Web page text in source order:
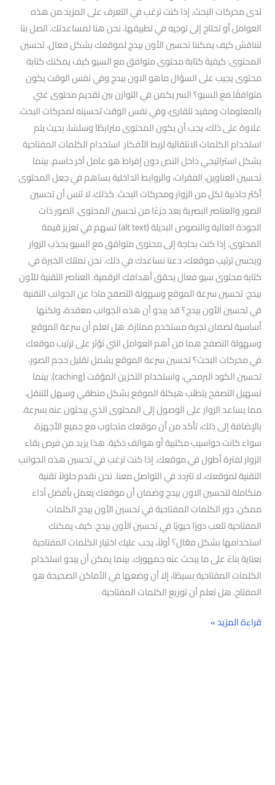
لدى محركات البحث. إذا كنت ترغب في التعرف على المزيد من هذه
العوامل أو تحتاج إلى توجيه في تطبيقها، نحن هنا لمساعدتك. اتصل بنا
لنناقش كيف يمكننا تحسين الأون بيدج لموقعك بشكل فعال. تحسين
المحتوى: كيفية كتابة محتوى متوافق مع السيو كيف يمكنك كتابة
محتوى يجيب على السؤال ماهو الاون بيدج وفي نفس الوقت يكون
متوافقًا مع السيو؟ السر يكمن في التوازن بين تقديم محتوى غني
بالمعلومات ومفيد للقارئ، وفي نفس الوقت تحسينه لمحركات البحث.
علاوة على ذلك، يجب أن يكون المحتوى مترابطًا وسلسًا، بحيث يتم
استخدام الكلمات الانتقالية لربط الأفكار. استخدام الكلمات المفتاحية
بشكل استراتيجي داخل النص دون إفراط هو عامل آخر حاسم. بينما
تحسين العناوين، الفقرات، والروابط الداخلية يساهم في جعل المحتوى
أكثر جاذبية لكل من الزوار ومحركات البحث. كذلك، لا تنس أن تحسين
الصور والعناصر البصرية يعد جزءًا من تحسين المحتوى. الصور ذات
الجودة العالية والنصوص البديلة (alt text) تسهم في تعزيز قيمة
المحتوى. إذا كنت بحاجة إلى محتوى متوافق مع السيو يجذب الزوار
ويحسن ترتيب موقعك، دعنا نساعدك في ذلك. نحن نمتلك الخبرة في
كتابة محتوى سيو فعال يحقق أهدافك الرقمية. العناصر التقنية للأون
بيدج: تحسين سرعة الموقع وسهولة التصفح ماذا عن الجوانب التقنية
في تحسين الأون بيدج؟ قد يبدو أن هذه الجوانب معقدة، ولكنها
أساسية لضمان تجربة مستخدم ممتازة. هل تعلم أن سرعة الموقع
وسهولة التصفح هما من أهم العوامل التي تؤثر على ترتيب موقعك
في محركات البحث؟ تحسين سرعة الموقع يشمل تقليل حجم الصور،
تحسين الكود البرمجي، واستخدام التخزين المؤقت (caching). بينما
تسهيل التصفح يتطلب هيكلة الموقع بشكل منطقي وسهل للتنقل،
مما يساعد الزوار على الوصول إلى المحتوى الذي يبحثون عنه بسرعة.
بالإضافة إلى ذلك، تأكد من أن موقعك متجاوب مع جميع الأجهزة،
سواء كانت حواسيب مكتبية أو هواتف ذكية. هذا يزيد من فرص بقاء
الزوار لفترة أطول في موقعك. إذا كنت ترغب في تحسين هذه الجوانب
التقنية لموقعك، لا تتردد في التواصل معنا. نحن نقدم حلولاً تقنية
متكاملة لتحسين الاون بيدج وضمان أن موقعك يعمل بأفضل أداء
ممكن. دور الكلمات المفتاحية في تحسين الأون بيدج الكلمات
المفتاحية تلعب دورًا حيويًا في تحسين الأون بيدج. كيف يمكنك
استخدامها بشكل فعّال؟ أولاً، يجب عليك اختيار الكلمات المفتاحية
بعناية بناءً على ما يبحث عنه جمهورك. بينما يمكن أن يبدو استخدام
الكلمات المفتاحية بسيطًا، إلا أن وضعها في الأماكن الصحيحة هو
المفتاح. هل تعلم أن توزيع الكلمات المفتاحية
قراءة المزيد »